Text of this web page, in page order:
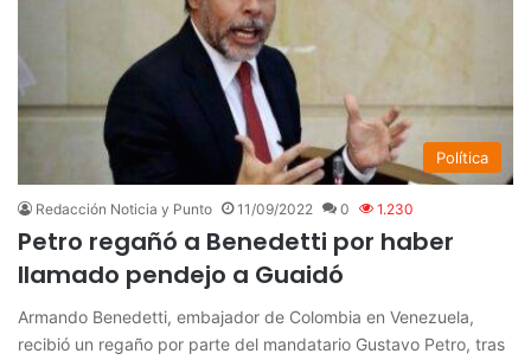
Política
Redacción Noticia y Punto 11/09/2022 0 1.230
Petro regañó a Benedetti por haber
llamado pendejo a Guaidó
Armando Benedetti, embajador de Colombia en Venezuela,
recibió un regaño por parte del mandatario Gustavo Petro, tras